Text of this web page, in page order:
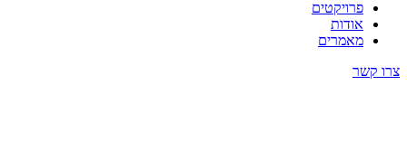
פרויקטים
אודות
מאמרים
צרו קשר